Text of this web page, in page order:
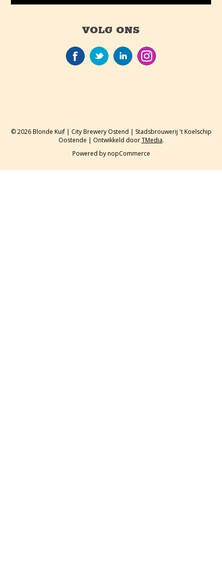
VOLG ONS
© 2026 Blonde Kuif | City Brewery Ostend | Stadsbrouwerij 't Koelschip
Oostende | Ontwikkeld doorTMedia.
Powered bynopCommerce